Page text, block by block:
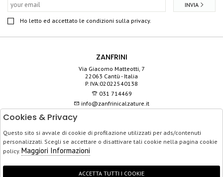
Ho letto ed accettato le condizioni sulla privacy.
INVIA
ZANFRINI
Via Giacomo Matteotti, 7
22063 Cantù - Italia
P. IVA:02022540138
031 714469
info@zanfrinicalzature.it
SERVIZIO CLIENTI
ACQUISTO SICURO
Cookies & Privacy
Questo sito si avvale di cookie di profilazione utilizzati per ads/contenuti
personalizzati. Scegli se accettare o disattivare tali cookie nella pagina cookie
policy. Maggiori Informazioni
ACCETTA TUTTI I COOKIE